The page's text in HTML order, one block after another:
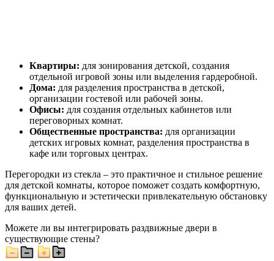
Квартиры: для зонирования детской, создания
отдельной игровой зоны или выделения гардеробной.
Дома: для разделения пространства в детской,
организации гостевой или рабочей зоны.
Офисы: для создания отдельных кабинетов или
переговорных комнат.
Общественные пространства: для организации
детских игровых комнат, разделения пространства в
кафе или торговых центрах.
Перегородки из стекла – это практичное и стильное решение
для детской комнаты, которое поможет создать комфортную,
функциональную и эстетически привлекательную обстановку
для ваших детей.
Можете ли вы интегрировать раздвижные двери в
существующие стены?